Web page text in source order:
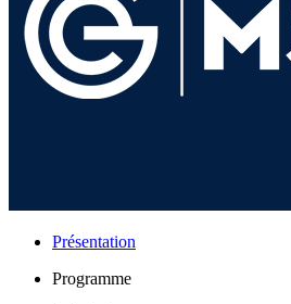
Présentation
Programme